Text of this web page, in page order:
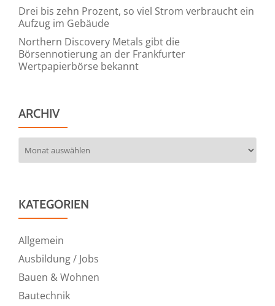
Drei bis zehn Prozent, so viel Strom verbraucht ein
Aufzug im Gebäude
Northern Discovery Metals gibt die
Börsennotierung an der Frankfurter
Wertpapierbörse bekannt
ARCHIV
KATEGORIEN
Allgemein
Ausbildung / Jobs
Bauen & Wohnen
Bautechnik